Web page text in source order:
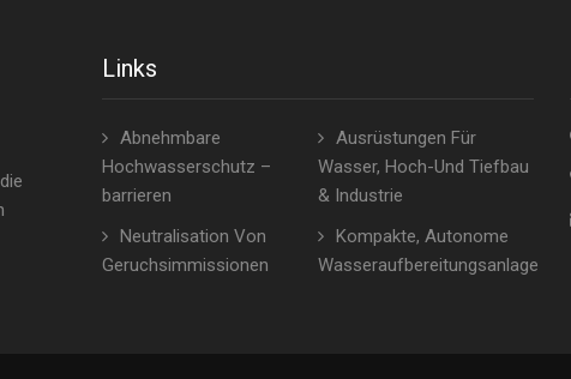
Links
Abnehmbare
Hochwasserschutz –
barrieren
Ausrüstungen Für
Wasser, Hoch-Und Tiefbau
& Industrie
Neutralisation Von
Geruchsimmissionen
Kompakte, Autonome
Wasseraufbereitungsanlage